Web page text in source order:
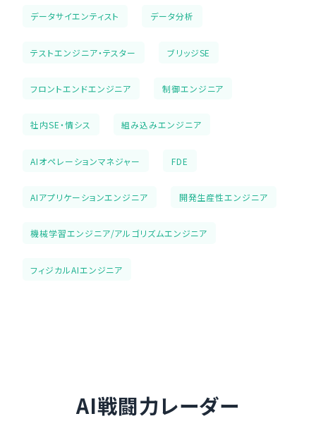
データサイエンティスト データ分析
テストエンジニア・テスター ブリッジSE
フロントエンドエンジニア 制御エンジニア
社内SE・情シス 組み込みエンジニア
AIオペレーションマネジャー FDE
AIアプリケーションエンジニア 開発生産性エンジニア
機械学習エンジニア/アルゴリズムエンジニア
フィジカルAIエンジニア
AI戦闘力レーダー